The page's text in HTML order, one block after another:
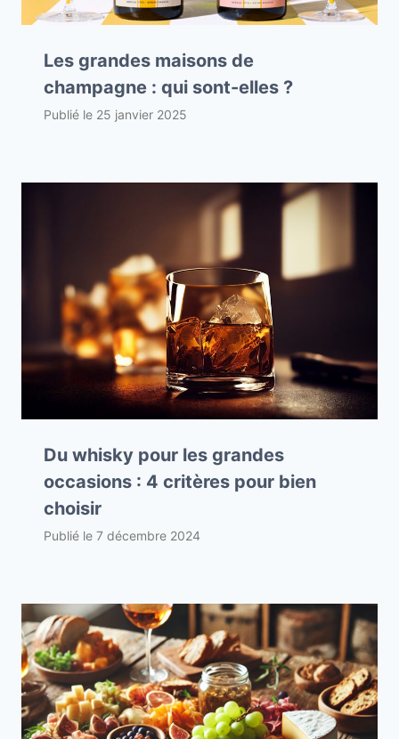
Les grandes maisons de
champagne : qui sont-elles ?
Publié le 25 janvier 2025
Du whisky pour les grandes
occasions : 4 critères pour bien
choisir
Publié le 7 décembre 2024